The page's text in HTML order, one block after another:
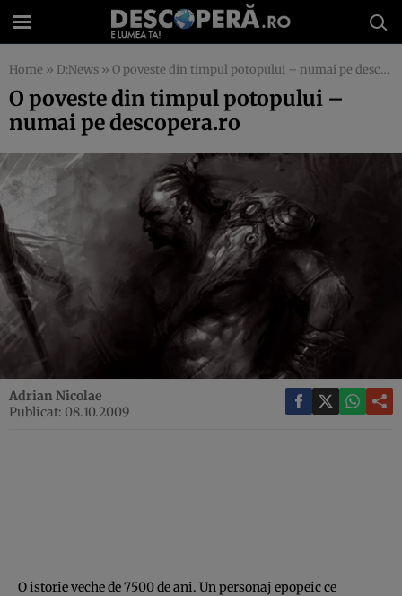
Home » D:News » O poveste din timpul potopului – numai pe descopera.ro
O poveste din timpul potopului –
numai pe descopera.ro
Adrian Nicolae
Publicat: 08.10.2009
O istorie veche de 7500 de ani. Un personaj epopeic ce